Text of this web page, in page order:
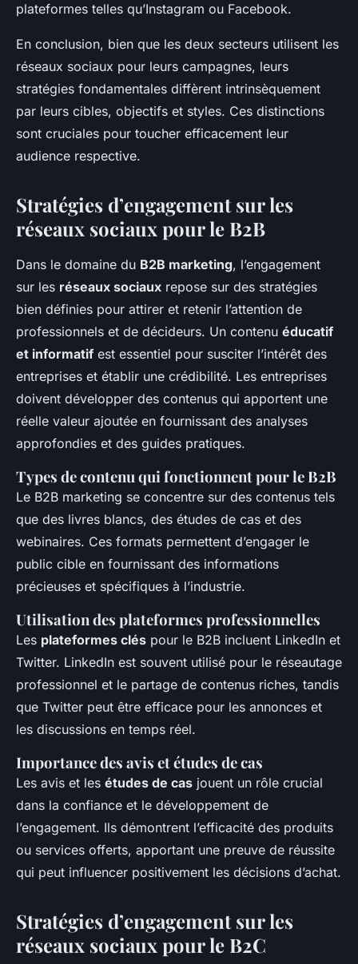
plateformes telles qu’Instagram ou Facebook.
En conclusion, bien que les deux secteurs utilisent les
réseaux sociaux pour leurs campagnes, leurs
stratégies fondamentales diffèrent intrinsèquement
par leurs cibles, objectifs et styles. Ces distinctions
sont cruciales pour toucher efficacement leur
audience respective.
Stratégies d’engagement sur les
réseaux sociaux pour le B2B
Dans le domaine du B2B marketing, l’engagement
sur les réseaux sociaux repose sur des stratégies
bien définies pour attirer et retenir l’attention de
professionnels et de décideurs. Un contenu éducatif
et informatif est essentiel pour susciter l’intérêt des
entreprises et établir une crédibilité. Les entreprises
doivent développer des contenus qui apportent une
réelle valeur ajoutée en fournissant des analyses
approfondies et des guides pratiques.
Types de contenu qui fonctionnent pour le B2B
Le B2B marketing se concentre sur des contenus tels
que des livres blancs, des études de cas et des
webinaires. Ces formats permettent d’engager le
public cible en fournissant des informations
précieuses et spécifiques à l’industrie.
Utilisation des plateformes professionnelles
Les plateformes clés pour le B2B incluent LinkedIn et
Twitter. LinkedIn est souvent utilisé pour le réseautage
professionnel et le partage de contenus riches, tandis
que Twitter peut être efficace pour les annonces et
les discussions en temps réel.
Importance des avis et études de cas
Les avis et les études de cas jouent un rôle crucial
dans la confiance et le développement de
l’engagement. Ils démontrent l’efficacité des produits
ou services offerts, apportant une preuve de réussite
qui peut influencer positivement les décisions d’achat.
Stratégies d’engagement sur les
réseaux sociaux pour le B2C